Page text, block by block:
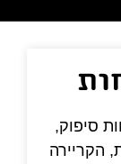
סיפוק,
הקריירה